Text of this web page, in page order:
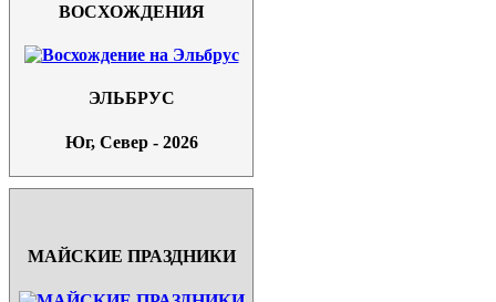
ВОСХОЖДЕНИЯ
ЭЛЬБРУС
Юг, Север - 2026
МАЙСКИЕ ПРАЗДНИКИ